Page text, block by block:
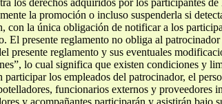
participar los empleados del patrocinador, el
funcionarios externos y proveedores
y acompañantes participarán y asistirán bajo